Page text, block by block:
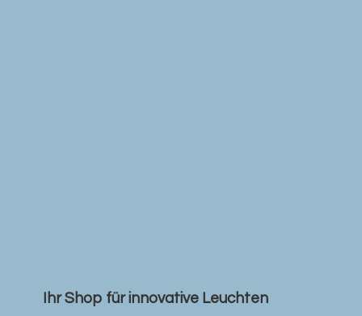
Ihr Shop fürinnovative Leuchten